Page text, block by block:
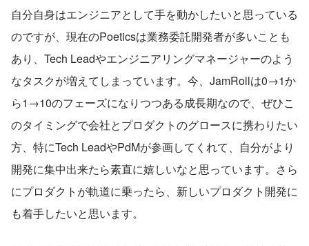
自分自身はエンジニアとして手を動かしたいと思っている
のですが、現在のPoeticsは業務委託開発者が多いことも
あり、Tech Leadやエンジニアリングマネージャーのよう
なタスクが増えてしまっています。今、JamRollは0→1か
ら1→10のフェーズになりつつある成長期なので、ぜひこ
のタイミングで会社とプロダクトのグロースに携わりたい
方、特にTech LeadやPdMが参画してくれて、自分がより
開発に集中出来たら素直に嬉しいなと思っています。さら
にプロダクトが軌道に乗ったら、新しいプロダクト開発に
も着手したいと思います。